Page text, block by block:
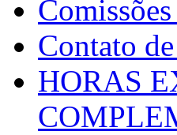
Contato
HORAS